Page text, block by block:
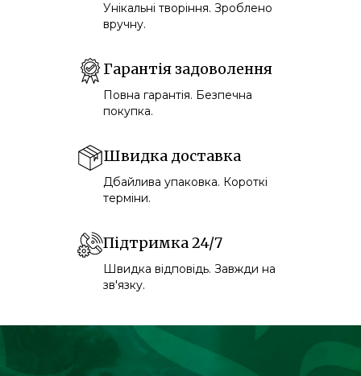
Унікальні творіння. Зроблено
вручну.
Гарантія задоволення
Повна гарантія. Безпечна
покупка.
Швидка доставка
Дбайлива упаковка. Короткі
терміни.
Підтримка 24/7
Швидка відповідь. Завжди на
зв'язку.